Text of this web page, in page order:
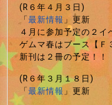
(R６年４月３日)
「最新情報」更新
４月に参加予定の２イ
ゲムマ春はブース【Ｆ
新刊は２冊の予定！！
(R６年３月１８日)
「最新情報」更新